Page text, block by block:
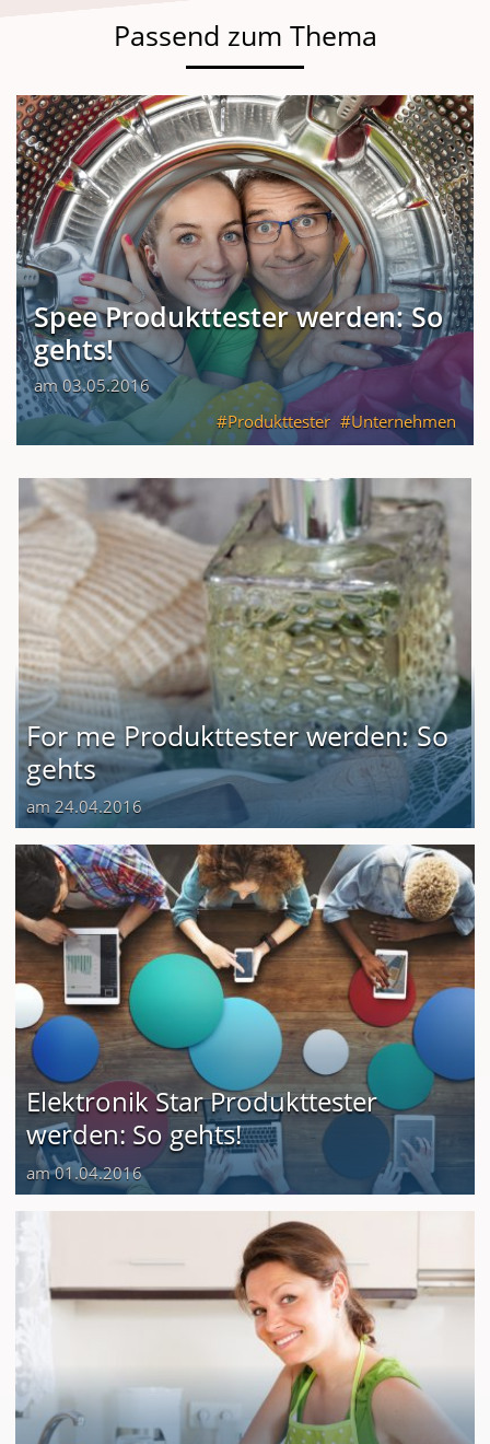
Passend zum Thema
Spee Produkttester werden: So
gehts!
am 03.05.2016
Produkttester
Unternehmen
For me Produkttester werden: So
gehts
am 24.04.2016
Elektronik Star Produkttester
werden: So gehts!
am 01.04.2016